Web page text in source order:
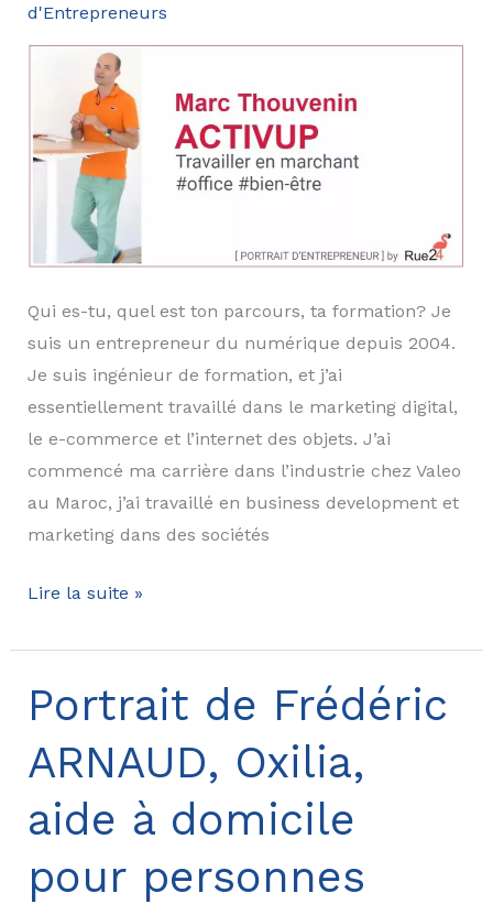
d'Entrepreneurs
Qui es-tu, quel est ton parcours, ta formation? Je
suis un entrepreneur du numérique depuis 2004.
Je suis ingénieur de formation, et j’ai
essentiellement travaillé dans le marketing digital,
le e-commerce et l’internet des objets. J’ai
commencé ma carrière dans l’industrie chez Valeo
au Maroc, j’ai travaillé en business development et
marketing dans des sociétés
Portrait
Marc
Thouvenin,
ActivUP,
travailler
en
marchant
Lire la suite »
Portrait de Frédéric
ARNAUD, Oxilia,
aide à domicile
pour personnes